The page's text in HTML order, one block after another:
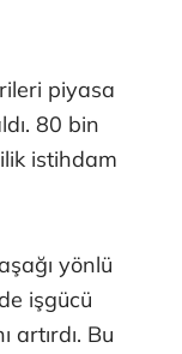
piyasa
80 bin
istihdam
yönlü
işgücü
artırdı. Bu